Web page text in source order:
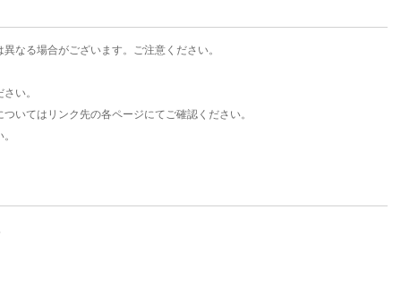
なる場合がございます。ご注意ください。
い。
いてはリンク先の各ページにてご確認ください。